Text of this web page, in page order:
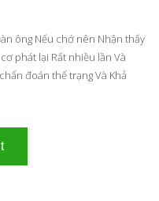
ông Nếu chớ nên Nhận thấy
phát lại Rất nhiều lần Và
đoán thể trạng Và Khả